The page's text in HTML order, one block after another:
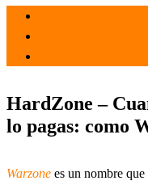
HardZone –
lo pagas: como
Warzone es un nombre que